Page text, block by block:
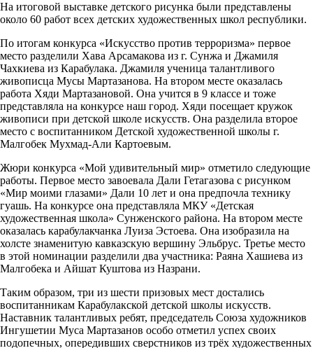
На итоговой выставке детского рисунка были представлены
около 60 работ всех детских художественных школ республики.
По итогам конкурса «Искусство против терроризма» первое
место разделили Хава Арсамакова из г. Сунжа и Джамиля
Чахкиева из Карабулака. Джамиля ученица талантливого
живописца Мусы Мартазанова. На втором месте оказалась
работа Хяди Мартазановой. Она учится в 9 классе и тоже
представляла на конкурсе наш город. Хяди посещает кружок
живописи при детской школе искусств. Она разделила второе
место с воспитанником Детской художественной школы г.
Малгобек Мухмад-Али Картоевым.
Жюри конкурса «Мой удивительный мир» отметило следующие
работы. Первое место завоевала Дали Гетагазова с рисунком
«Мир моими глазами» Дали 10 лет и она предпочла технику
гуашь. На конкурсе она представляла МКУ «Детская
художественная школа» Сунженского района. На втором месте
оказалась карабулакчанка Луиза Эстоева. Она изобразила на
холсте знаменитую кавказскую вершину Эльбрус. Третье место
в этой номинации разделили два участника: Раяна Хашиева из
Малгобека и Айшат Куштова из Назрани.
Таким образом, три из шести призовых мест достались
воспитанникам Карабулакской детской школы искусств.
Наставник талантливых ребят, председатель Союза художников
Ингушетии Муса Мартазанов особо отметил успех своих
подопечных, опередивших сверстников из трёх художественных